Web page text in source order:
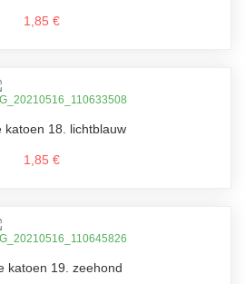
1,85 €
katoen 18. lichtblauw
1,85 €
katoen 19. zeehond